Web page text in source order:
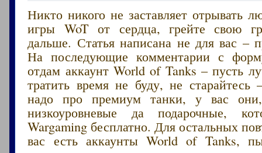
Никто никого не заставляет отрывать
игры WoT от сердца, грейте свою
дальше. Статья написана не для вас –
На последующие комментарии с
отдам аккаунт World of Tanks – пусть
тратить время не буду, не
надо про премиум танки, у вас они,
низкоуровневые да подарочные,
Wargaming бесплатно. Для остальных
вас есть аккаунты World of Tanks,